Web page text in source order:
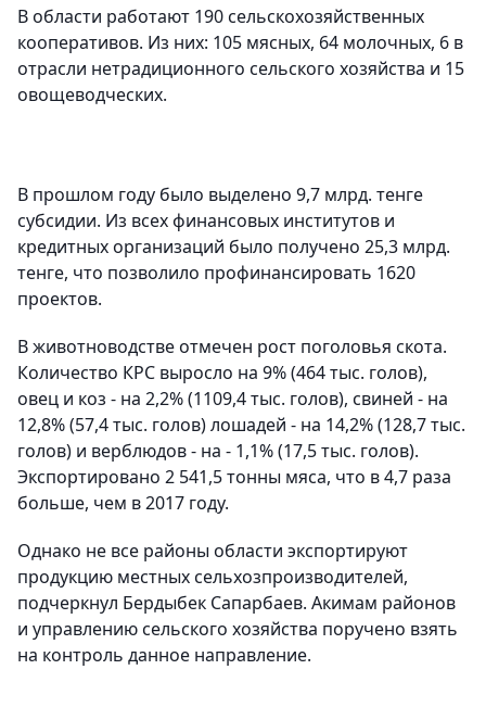
В области работают 190 сельскохозяйственных
кооперативов. Из них: 105 мясных, 64 молочных, 6 в
отрасли нетрадиционного сельского хозяйства и 15
овощеводческих.
В прошлом году было выделено 9,7 млрд. тенге
субсидии. Из всех финансовых институтов и
кредитных организаций было получено 25,3 млрд.
тенге, что позволило профинансировать 1620
проектов.
В животноводстве отмечен рост поголовья скота.
Количество КРС выросло на 9% (464 тыс. голов),
овец и коз - на 2,2% (1109,4 тыс. голов), свиней - на
12,8% (57,4 тыс. голов) лошадей - на 14,2% (128,7 тыс.
голов) и верблюдов - на - 1,1% (17,5 тыс. голов).
Экспортировано 2 541,5 тонны мяса, что в 4,7 раза
больше, чем в 2017 году.
Однако не все районы области экспортируют
продукцию местных сельхозпроизводителей,
подчеркнул Бердыбек Сапарбаев. Акимам районов
и управлению сельского хозяйства поручено взять
на контроль данное направление.